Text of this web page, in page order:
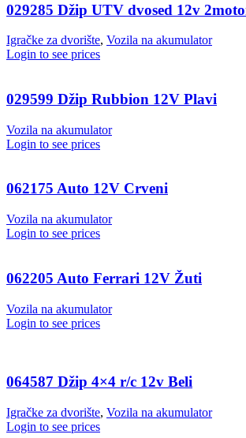
029285 Džip UTV dvosed 12v
Igračke za dvorište, Vozila na akumulator
Login to see prices
029599 Džip Rubbion 12V Plavi
Vozila na akumulator
Login to see prices
062175 Auto 12V Crveni
Vozila na akumulator
Login to see prices
062205 Auto Ferrari 12V Žuti
Vozila na akumulator
Login to see prices
064587 Džip 4×4 r/c 12v Beli
Igračke za dvorište, Vozila na akumulator
Login to see prices